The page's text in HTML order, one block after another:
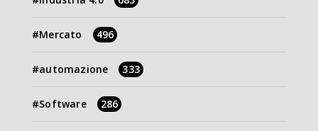
Mercato 496
automazione 333
Software 286